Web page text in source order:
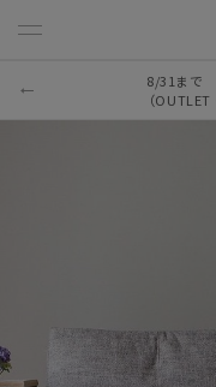
8/31まで
（